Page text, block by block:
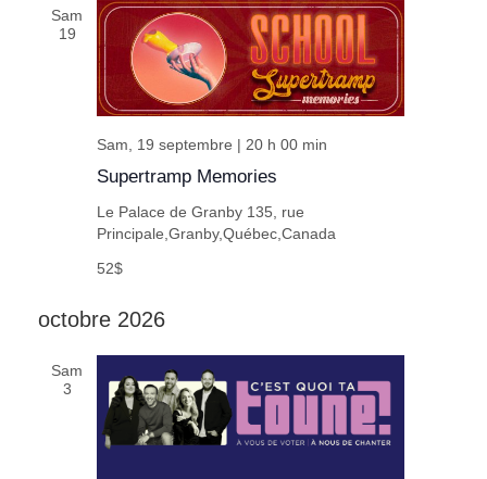
Sam
19
Supertramp Memories
Sam, 19 septembre | 20 h 00 min
Le Palace de Granby 135, rue
Principale,Granby,Québec,Canada
52$
octobre 2026
Sam
3